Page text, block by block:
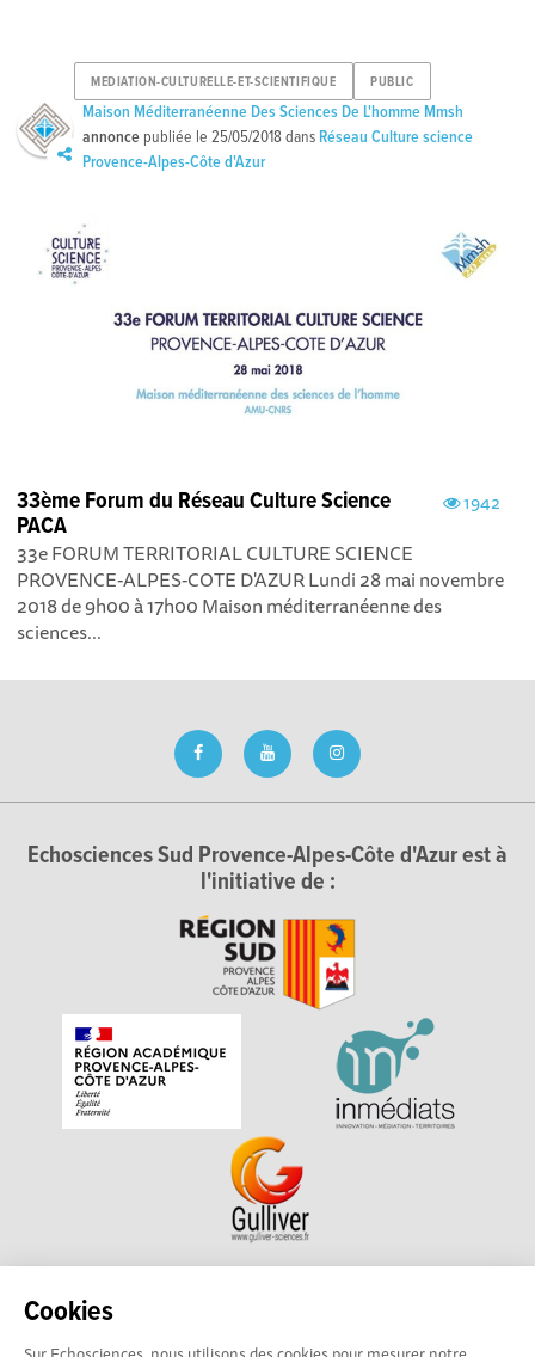
Cookies
MEDIATION-CULTURELLE-ET-SCIENTIFIQUE PUBLIC
Maison Méditerranéenne Des Sciences De L'homme Mmsh
annonce publiée le25/05/2018 dans Réseau Culture science
Provence-Alpes-Côte d'Azur
1942
33ème Forum du Réseau Culture Science
PACA
33e FORUM TERRITORIAL CULTURE SCIENCE
PROVENCE-ALPES-COTE D'AZUR Lundi 28 mai novembre
2018 de 9h00 à 17h00 Maison méditerranéenne des
sciences...
Echosciences Sud Provence-Alpes-Côte d'Azur est à
l'initiative de :
Echosciences Sud Provence-Alpes-Côte d'Azur est à